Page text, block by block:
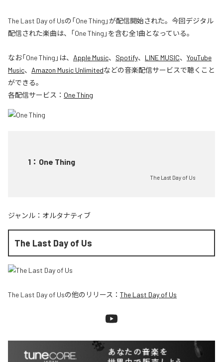
The Last Day of Usの「One Thing」が配信開始された。今回デジタル
配信された楽曲は、「One Thing」を含む全1曲となっている。
なお「One Thing 」は、 Apple Music、 Spotify、 LINE MUSIC、 YouTube
Music、 Amazon Music Unlimitedなどの音楽配信サービスで聴くこと
ができる。
各配信サービス： One Thing
1 ： One Thing
The Last Day of Us
ジャンル： オルタナティブ
The Last Day of Us
The Last Day of Usの他のリリース： The Last Day of Us